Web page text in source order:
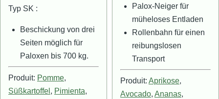
Typ SK :
Beschickung von drei
Seiten möglich für
Paloxen bis 700 kg.
Produit: Pomme,
Süßkartoffel , Pimienta,
Palox-Neiger für
müheloses Entladen
Rollenbahn für einen
reibungslosen
Transport
Produit: Aprikose,
Avocado, Ananas,